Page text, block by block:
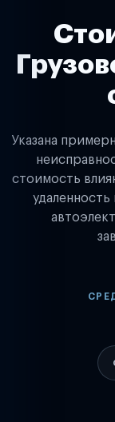
Указана
стоимость